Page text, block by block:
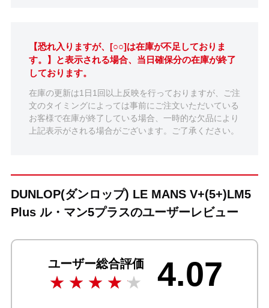
【恐れ入りますが、[○○]は在庫が不足しておりま
す。】と表示される場合、当日確保分の在庫が終了
しております。
在庫の更新は1日1回以上反映を行っておりますが、ご注
文のタイミングによっては事前にご注文いただいている
お客様で在庫が終了している場合、一時的な欠品により
上記表示がされる場合がございます。ご了承ください。
DUNLOP(ダンロップ) LE MANS V+(5+)LM5
Plus ル・マン5プラスのユーザーレビュー
ユーザー総合評価 4.07